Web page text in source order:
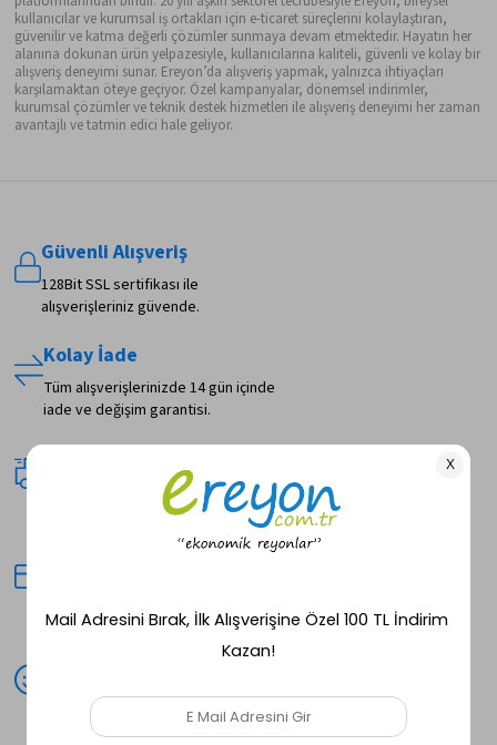
kullanıcılar ve kurumsal iş ortakları için e-ticaret süreçlerini kolaylaştıran,
güvenilir ve katma değerli çözümler sunmaya devam etmektedir. Hayatın her
alanına dokunan ürün yelpazesiyle, kullanıcılarına kaliteli, güvenli ve kolay bir
alışveriş deneyimi sunar. Ereyon’da alışveriş yapmak, yalnızca ihtiyaçları
karşılamaktan öteye geçiyor. Özel kampanyalar, dönemsel indirimler,
kurumsal çözümler ve teknik destek hizmetleri ile alışveriş deneyimi her zaman
avantajlı ve tatmin edici hale geliyor.
Güvenli Alışveriş
128Bit SSL sertifikası ile
alışverişleriniz güvende.
Kolay İade
Tüm alışverişlerinizde 14 gün içinde
iade ve değişim garantisi.
Seçili ürünlerde aynı gün kargo
deneyimi!
Peşin fiyatına avantajlı alışveriş
deneyimi!